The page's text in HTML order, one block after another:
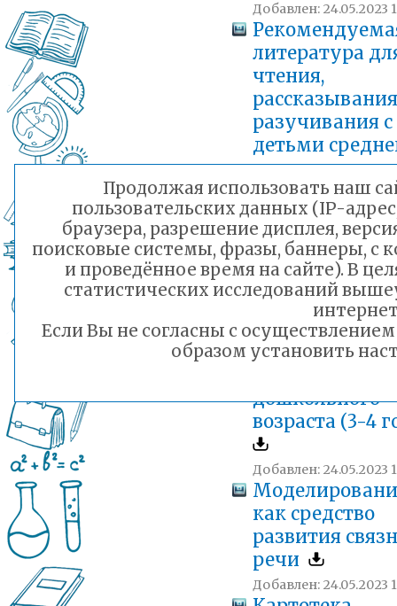
Добавлен: 24.05.2023
литература
чтения,
разучивания с
детьми
дошкольного
возраста (4- 5
Добавлен: 24.05.2023
литература
чтения,
разучивания с
дошкольного
возраста (3-4
Добавлен: 24.05.2023
как средство
развития
речи
Добавлен: 24.05.2023
Продолжая использовать наш
пользовательских данных (IP-
браузера, разрешение дисплея,
поисковые системы, фразы, баннеры, с
и проведённое время на сайте). В
статистических исследований
Если Вы не согласны с
образом установить